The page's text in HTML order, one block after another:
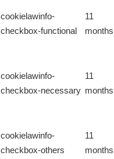
cookielawinfo-
checkbox-functional
11
months
cookielawinfo-
checkbox-necessary
11
months
cookielawinfo-
checkbox-others
11
months